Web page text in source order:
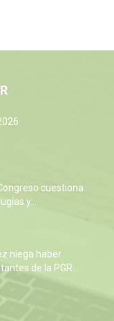
cuestiona
y...
niega haber
de la PGR...